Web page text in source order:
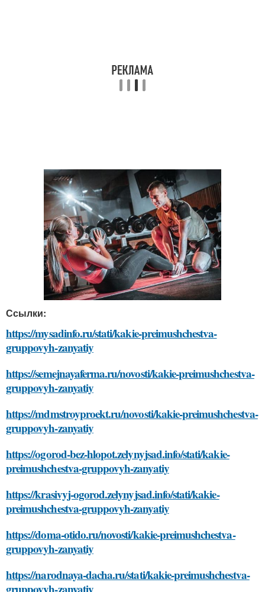
Ссылки:
https://mysadinfo.ru/stati/kakie-preimushchestva-
gruppovyh-zanyatiy
https://semejnayaferma.ru/novosti/kakie-preimushchestva-
gruppovyh-zanyatiy
https://mdmstroyproekt.ru/novosti/kakie-preimushchestva-
gruppovyh-zanyatiy
https://ogorod-bez-hlopot.zelynyjsad.info/stati/kakie-
preimushchestva-gruppovyh-zanyatiy
https://krasivyj-ogorod.zelynyjsad.info/stati/kakie-
preimushchestva-gruppovyh-zanyatiy
https://doma-otido.ru/novosti/kakie-preimushchestva-
gruppovyh-zanyatiy
https://narodnaya-dacha.ru/stati/kakie-preimushchestva-
gruppovyh-zanyatiy